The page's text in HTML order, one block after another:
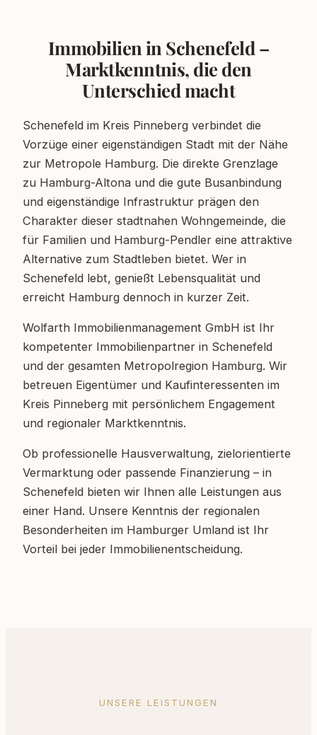
Immobilien in Schenefeld –
Marktkenntnis, die den
Unterschied macht
Schenefeld im Kreis Pinneberg verbindet die
Vorzüge einer eigenständigen Stadt mit der Nähe
zur Metropole Hamburg. Die direkte Grenzlage
zu Hamburg-Altona und die gute Busanbindung
und eigenständige Infrastruktur prägen den
Charakter dieser stadtnahen Wohngemeinde, die
für Familien und Hamburg-Pendler eine attraktive
Alternative zum Stadtleben bietet. Wer in
Schenefeld lebt, genießt Lebensqualität und
erreicht Hamburg dennoch in kurzer Zeit.
Wolfarth Immobilienmanagement GmbH ist Ihr
kompetenter Immobilienpartner in Schenefeld
und der gesamten Metropolregion Hamburg. Wir
betreuen Eigentümer und Kaufinteressenten im
Kreis Pinneberg mit persönlichem Engagement
und regionaler Marktkenntnis.
Ob professionelle Hausverwaltung, zielorientierte
Vermarktung oder passende Finanzierung – in
Schenefeld bieten wir Ihnen alle Leistungen aus
einer Hand. Unsere Kenntnis der regionalen
Besonderheiten im Hamburger Umland ist Ihr
Vorteil bei jeder Immobilienentscheidung.
UNSERE LEISTUNGEN